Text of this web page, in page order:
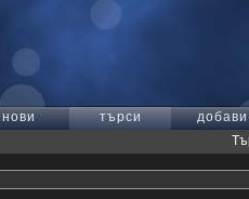
нови търси
добави